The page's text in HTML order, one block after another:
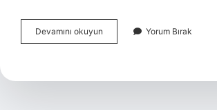
Devamını okuyun
Kaydı
Alınabilir
Yorum Bırak